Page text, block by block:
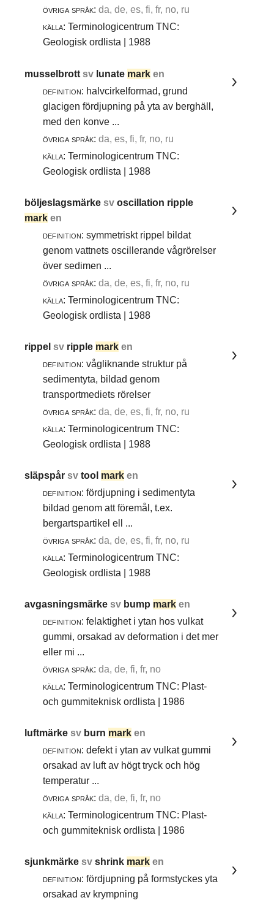
övriga språk: da, de, es, fi, fr, no, ru
källa: Terminologicentrum TNC:
Geologisk ordlista | 1988
musselbrottsv lunate mark en
definition: halvcirkelformad, grund
glacigen fördjupning på yta av berghäll,
med den konve ...
övriga språk: da, es, fi, fr, no, ru
källa: Terminologicentrum TNC:
Geologisk ordlista | 1988
böljeslagsmärkesvoscillation ripple
mark en
definition: symmetriskt rippel bildat
genom vattnets oscillerande vågrörelser
över sedimen ...
övriga språk: da, de, es, fi, fr, no, ru
källa: Terminologicentrum TNC:
Geologisk ordlista | 1988
rippelsv ripple mark en
definition: vågliknande struktur på
sedimentyta, bildad genom
transportmediets rörelser
övriga språk: da, de, es, fi, fr, no, ru
källa: Terminologicentrum TNC:
Geologisk ordlista | 1988
släpspårsvtool mark en
definition: fördjupning i sedimentyta
bildad genom att föremål, t.ex.
bergartspartikel ell ...
övriga språk: da, de, es, fi, fr, no, ru
källa: Terminologicentrum TNC:
Geologisk ordlista | 1988
avgasningsmärkesv bump mark en
definition: felaktighet i ytan hos vulkat
gummi, orsakad av deformation i det mer
eller mi ...
övriga språk: da, de, fi, fr, no
källa: Terminologicentrum TNC: Plast-
och gummiteknisk ordlista | 1986
luftmärkesv burn mark en
definition: defekt i ytan av vulkat gummi
orsakad av luft av högt tryck och hög
temperatur ...
övriga språk: da, de, fi, fr, no
källa: Terminologicentrum TNC: Plast-
och gummiteknisk ordlista | 1986
sjunkmärkesvshrink mark en
definition: fördjupning på formstyckes yta
orsakad av krympning